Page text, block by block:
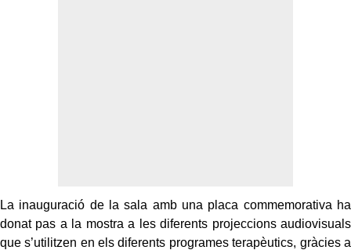
La inauguració de la sala amb una placa commemorativa ha
donat pas a la mostra a les diferents projeccions audiovisuals
que s’utilitzen en els diferents programes terapèutics, gràcies a